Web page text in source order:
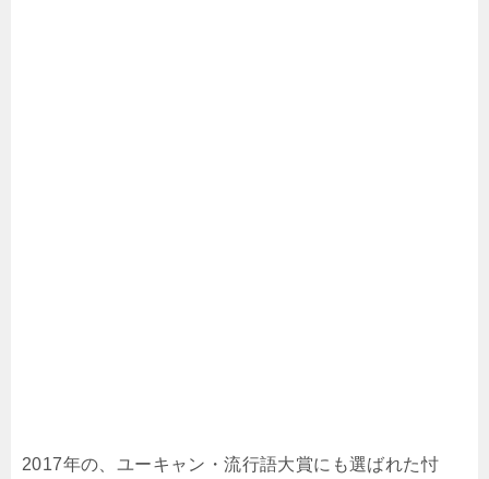
2017年の、ユーキャン・流行語大賞にも選ばれた忖